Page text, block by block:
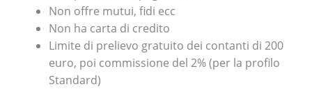
Non offre mutui, fidi ecc
Non ha carta di credito
Limite di prelievo gratuito dei contanti di 200
euro, poi commissione del 2% (per la profilo
Standard)